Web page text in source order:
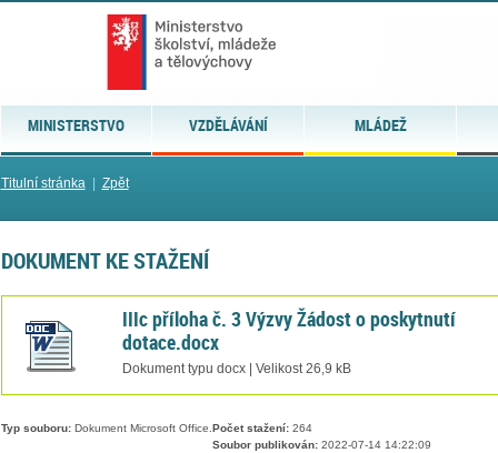
MINISTERSTVO VZDĚLÁVÁNÍ MLÁDEŽ
Titulní stránka| Zpět
DOKUMENT KE STAŽENÍ
IIIc příloha č. 3 Výzvy Žádost o poskytnutí
dotace.docx
Dokument typu docx | Velikost 26,9 kB
Typ souboru:Dokument Microsoft Office. Počet stažení:264
Soubor publikován:2022-07-14 14:22:09